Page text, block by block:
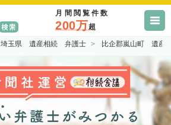
月間閲覧件数
200万超
埼玉県 遺産相続 弁護士 比企郡嵐山町 遺産